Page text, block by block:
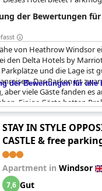
der Bewertungen
von Heathrow Windsor
den Delta Hotels by
und die Lage ist
Das Parken ist zwar
viele Gäste fanden es
Einige Gäste hatten
für das Parken auf
Hinzufügen von
aber insgesamt
Erfahrung zu sein. In
Personal, den
Lage ist das Delta Hotels by
eine gute Wahl für Ihre Reise.
der Bewertungen für alle
STAY IN STYLE
CASTLE & free
Stay- Windsor Castle-
Tempstay)
Apartment in Windsor
7,6 Gut